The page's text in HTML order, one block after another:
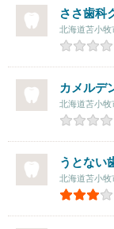
ささ歯科
北海道苫小牧
カメルデ
北海道苫小牧
うとない
北海道苫小